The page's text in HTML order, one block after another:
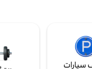
سيارات